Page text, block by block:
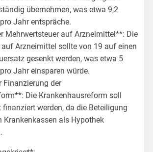
übernehmen, was etwa 9,2
Jahr entspräche.
Mehrwertsteuer auf Arzneimittel**: Die
Arzneimittel sollte von 19 auf einen
gesenkt werden, was etwa 5
Jahr einsparen würde.
Finanzierung der
Die Krankenhausreform soll
werden, da die Beteiligung
Krankenkassen als Hypothek